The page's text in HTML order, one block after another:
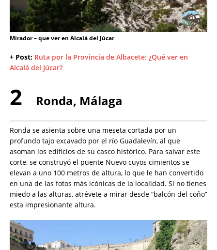
Mirador – que ver en Alcalá del Júcar
+ Post: Ruta por la Provincia de Albacete: ¿Qué ver en
Alcalá del Júcar?
2 Ronda, Málaga
Ronda se asienta sobre una meseta cortada por un
profundo tajo excavado por el río Guadalevín, al que
asoman los edificios de su casco histórico. Para salvar este
corte, se construyó el puente Nuevo cuyos cimientos se
elevan a uno 100 metros de altura, lo que le han convertido
en una de las fotos más icónicas de la localidad. Si no tienes
miedo a las alturas, atrévete a mirar desde “balcón del coño”
esta impresionante altura.